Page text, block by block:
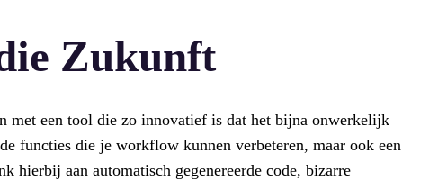
Zukunft
met een tool die zo innovatief is dat het bijna onwerkelijk
functies die je workflow kunnen verbeteren, maar ook een
hierbij aan automatisch gegenereerde code, bizarre